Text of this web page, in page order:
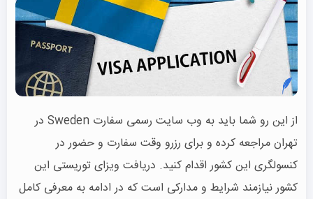
از این رو شما باید به وب سایت رسمی سفارت Sweden در
تهران مراجعه کرده و برای رزرو وقت سفارت و حضور در
کنسولگری این کشور اقدام کنید. دریافت ویزای توریستی این
کشور نیازمند شرایط و مدارکی است که در ادامه به معرفی کامل